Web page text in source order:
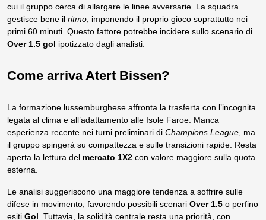
cui il gruppo cerca di allargare le linee avversarie. La squadra
gestisce bene il ritmo, imponendo il proprio gioco soprattutto nei
primi 60 minuti. Questo fattore potrebbe incidere sullo scenario di
Over 1.5 gol ipotizzato dagli analisti.
Come arriva Atert Bissen?
La formazione lussemburghese affronta la trasferta con l’incognita
legata al clima e all’adattamento alle Isole Faroe. Manca
esperienza recente nei turni preliminari di Champions League, ma
il gruppo spingerà su compattezza e sulle transizioni rapide. Resta
aperta la lettura del mercato 1X2 con valore maggiore sulla quota
esterna.
Le analisi suggeriscono una maggiore tendenza a soffrire sulle
difese in movimento, favorendo possibili scenari Over 1.5 o perfino
esiti Gol. Tuttavia, la solidità centrale resta una priorità, con